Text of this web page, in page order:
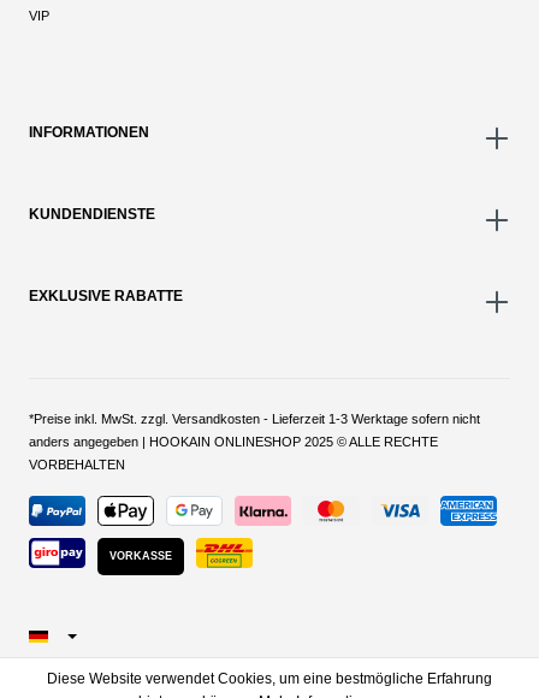
VIP
INFORMATIONEN
KUNDENDIENSTE
EXKLUSIVE RABATTE
*Preise inkl. MwSt. zzgl. Versandkosten - Lieferzeit 1-3 Werktage sofern nicht
anders angegeben | HOOKAIN ONLINESHOP 2025 © ALLE RECHTE
VORBEHALTEN
VORKASSE
Diese Website verwendet Cookies, um eine bestmögliche Erfahrung